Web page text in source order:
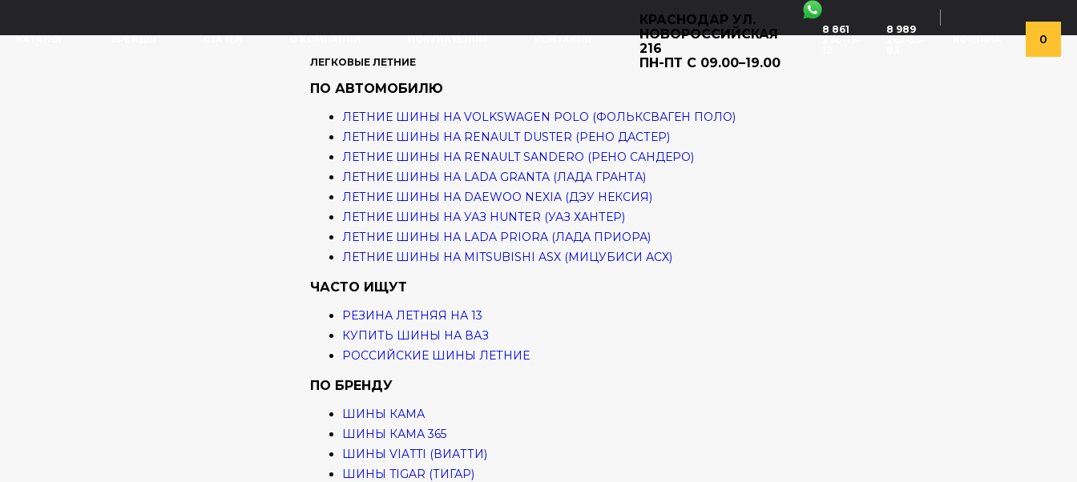
КРАСНОДАР УЛ.
НОВОРОССИЙСКАЯ
216
ПН-ПТ С 09.00–19.00
8 861
298-17-
8 989
262-55-
0
ЛЕГКОВЫЕ ЛЕТНИЕ
ПО АВТОМОБИЛЮ
ЛЕТНИЕ ШИНЫ НА VOLKSWAGEN POLO (ФОЛЬКСВАГЕН ПОЛО)
ЛЕТНИЕ ШИНЫ НА RENAULT DUSTER (РЕНО ДАСТЕР)
ЛЕТНИЕ ШИНЫ НА RENAULT SANDERO (РЕНО САНДЕРО)
ЛЕТНИЕ ШИНЫ НА LADA GRANTA (ЛАДА ГРАНТА)
ЛЕТНИЕ ШИНЫ НА DAEWOO NEXIA (ДЭУ НЕКСИЯ)
ЛЕТНИЕ ШИНЫ НА УАЗ HUNTER (УАЗ ХАНТЕР)
ЛЕТНИЕ ШИНЫ НА LADA PRIORA (ЛАДА ПРИОРА)
ЛЕТНИЕ ШИНЫ НА MITSUBISHI ASX (МИЦУБИСИ АСХ)
ЧАСТО ИЩУТ
РЕЗИНА ЛЕТНЯЯ НА 13
КУПИТЬ ШИНЫ НА ВАЗ
РОССИЙСКИЕ ШИНЫ ЛЕТНИЕ
ПО БРЕНДУ
ШИНЫ КАМА
ШИНЫ КАМА 365
ШИНЫ VIATTI (ВИАТТИ)
ШИНЫ TIGAR (ТИГАР)